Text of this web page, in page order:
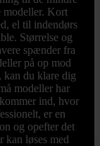
modeller. Kort
el til indendørs
Størrelse og
spænder fra
på op mod
kan du klare dig
modeller har
ind, hvor
er en
og opefter det
kan løses med